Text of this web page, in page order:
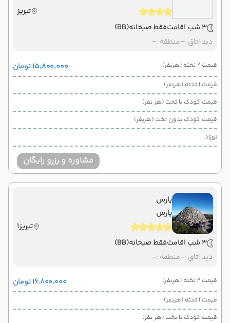
تبریز
3 شب اقامت
فقط صبحانه(BB)
دید اتاق :-منطقه :-
قیمت 2 تخته (هرنفر) ۱۵٬۸۰۰٬۰۰۰ تومان
قیمت 1 تخته (هرنفر)
قیمت کودک با تخت (هر نفر)
قیمت کودک بدون تخت (هرنفر)
نوزاد
مشاوره و رزرو رایگان
پارس
پارس
تبریز1
3 شب اقامت
فقط صبحانه(BB)
دید اتاق :-منطقه :-
قیمت 2 تخته (هرنفر) ۱۶٬۸۰۰٬۰۰۰ تومان
قیمت 1 تخته (هرنفر)
قیمت کودک با تخت (هر نفر)